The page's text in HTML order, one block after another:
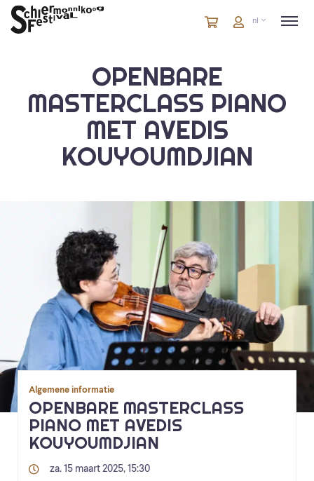
Winkelmandje
artikelen
Account
nl
OPENBARE
MASTERCLASS PIANO
MET AVEDIS
KOUYOUMDJIAN
Algemene informatie
OPENBARE MASTERCLASS
PIANO MET AVEDIS
KOUYOUMDJIAN
za. 15 maart 2025, 15:30